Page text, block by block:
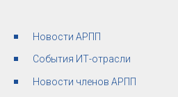
Новости АРПП
События ИТ-отрасли
Новости членов АРПП